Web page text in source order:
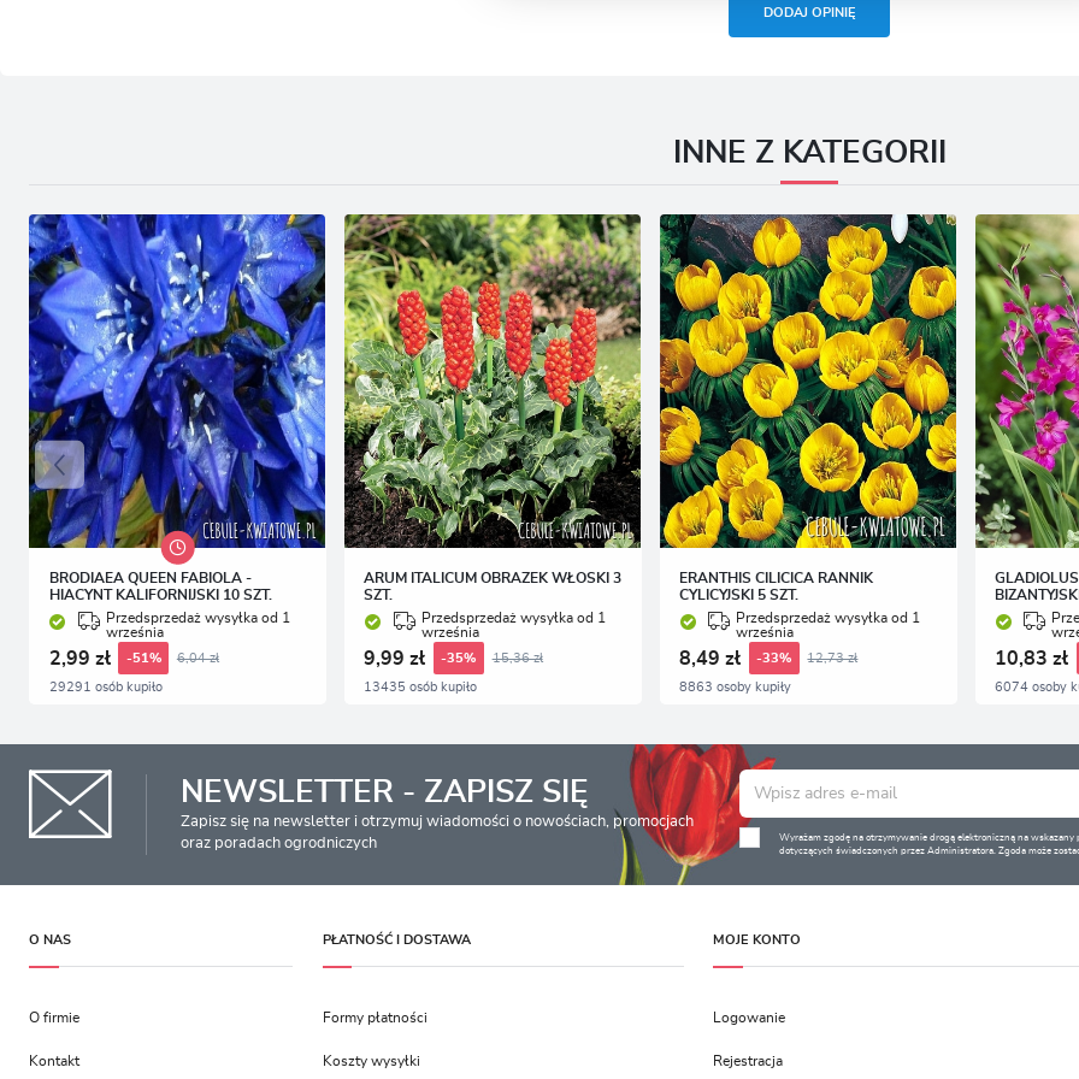
DODAJ OPINIĘ
INNE Z KATEGORII
BRODIAEA QUEEN FABIOLA -
HIACYNT KALIFORNIJSKI 10 SZT.
Przedsprzedaż wysyłka od 1
września
2,99 zł -51% 6,04 zł
29291 osób kupiło
ARUM ITALICUM OBRAZEK WŁOSKI 3
SZT.
Przedsprzedaż wysyłka od 1
września
9,99 zł -35% 15,36 zł
13435 osób kupiło
ERANTHIS CILICICA RANNIK
CYLICYJSKI 5 SZT.
Przedsprzedaż wysyłka od 1
września
8,49 zł -33% 12,73 zł
8863 osoby kupiły
10,83 zł
6074 osoby
NEWSLETTER - ZAPISZ SIĘ
Zapisz się na newsletter i otrzymuj wiadomości o nowościach, promocjach
oraz poradach ogrodniczych
Wyrażam zgodę na otrzymywanie drogą elektroniczną na wskazany
dotyczących świadczonych przez Administratora. Zgoda może
O NAS
O firmie
Kontakt
PŁATNOŚĆ I DOSTAWA
Formy płatności
Koszty wysyłki
MOJE KONTO
Logowanie
Rejestracja
Dzięki reklamowym plikom cookies prezentujemy Ci najciekawsze informacje i aktualności na